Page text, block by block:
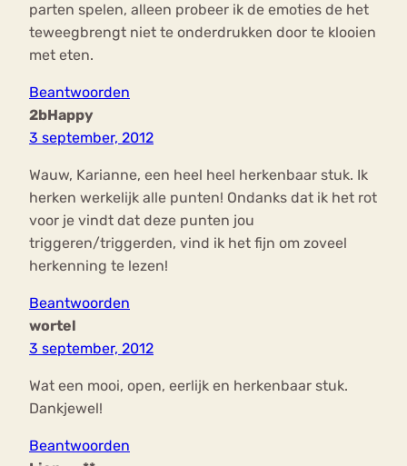
parten spelen, alleen probeer ik de emoties de het
teweegbrengt niet te onderdrukken door te klooien
met eten.
Beantwoorden
2bHappy
3 september, 2012
Wauw, Karianne, een heel heel herkenbaar stuk. Ik
herken werkelijk alle punten! Ondanks dat ik het rot
voor je vindt dat deze punten jou
triggeren/triggerden, vind ik het fijn om zoveel
herkenning te lezen!
Beantwoorden
wortel
3 september, 2012
Wat een mooi, open, eerlijk en herkenbaar stuk.
Dankjewel!
Beantwoorden